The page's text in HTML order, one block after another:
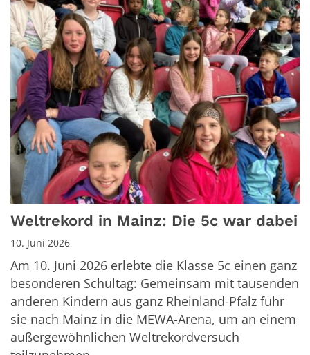
Weltrekord in Mainz: Die 5c war dabei
10. Juni 2026
Am 10. Juni 2026 erlebte die Klasse 5c einen ganz
besonderen Schultag: Gemeinsam mit tausenden
anderen Kindern aus ganz Rheinland-Pfalz fuhr
sie nach Mainz in die MEWA-Arena, um an einem
außergewöhnlichen Weltrekordversuch